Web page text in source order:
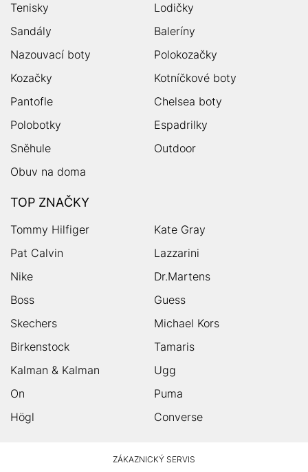
Tenisky
Lodičky
Sandály
Baleríny
Nazouvací boty
Polokozačky
Kozačky
Kotníčkové boty
Pantofle
Chelsea boty
Polobotky
Espadrilky
Sněhule
Outdoor
Obuv na doma
TOP ZNAČKY
Tommy Hilfiger
Kate Gray
Pat Calvin
Lazzarini
Nike
Dr.Martens
Boss
Guess
Skechers
Michael Kors
Birkenstock
Tamaris
Kalman & Kalman
Ugg
On
Puma
Högl
Converse
ZÁKAZNICKÝ SERVIS